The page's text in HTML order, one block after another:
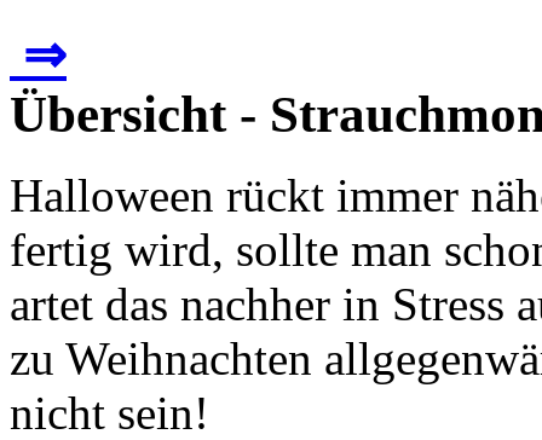
⇒
Übersicht -
Halloween rückt immer
fertig wird, sollte man
artet das nachher in Stress
zu Weihnachten
nicht sein!